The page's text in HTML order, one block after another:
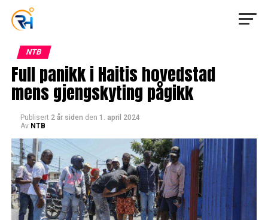
NTB
Full panikk i Haitis hovedstad
mens gjengskyting pågikk
Publisert 2 år siden den 1. april 2024
Av NTB